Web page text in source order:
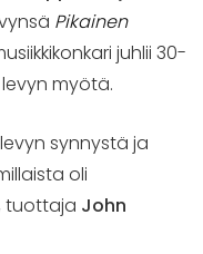
Pikainen
juhlii 30-
myötä.
synnystä ja
oli
tuottaja John